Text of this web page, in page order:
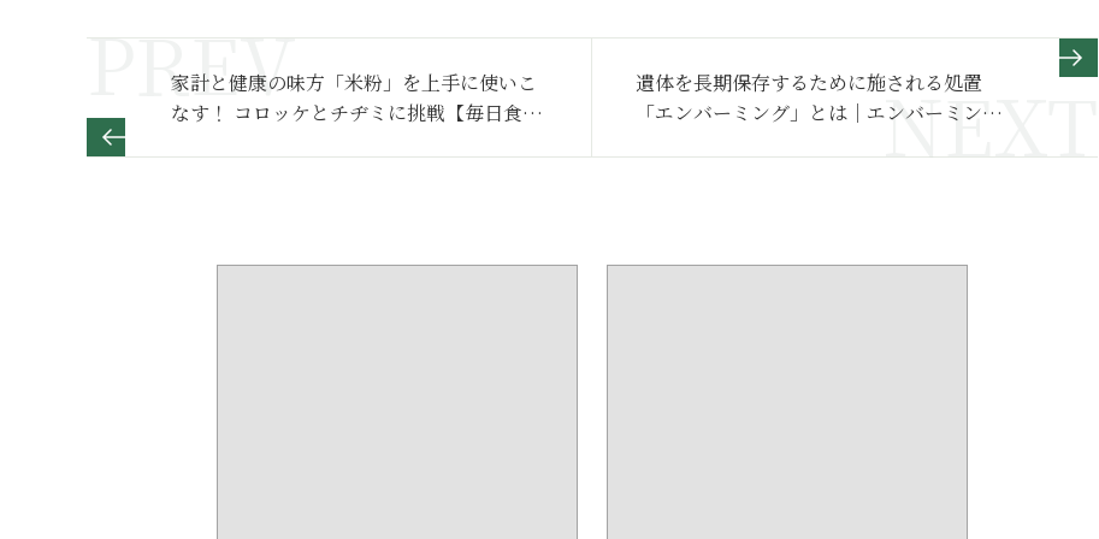
家計と健康の味方「米粉」を上手に使いこ
なす！ コロッケとチヂミに挑戦【毎日食べ
遺体を長期保存するために施される処置
「エンバーミング」とは｜エンバーミング